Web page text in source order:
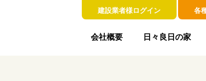
建設業者様ログイン 各
会社概要 日々良日の家